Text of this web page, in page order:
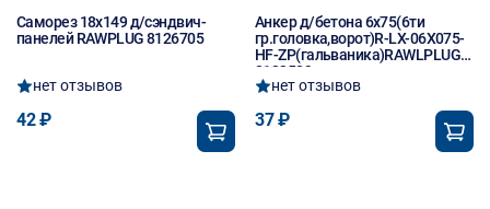
Саморез 18х149 д/сэндвич-
панелей RAWPLUG 8126705
нет отзывов
42 ₽
Анкер д/бетона 6х75(6ти
гр.головка,ворот)R-LX-06X075-
HF-ZP(гальваника)RAWLPLUG
8123589
нет отзывов
37 ₽